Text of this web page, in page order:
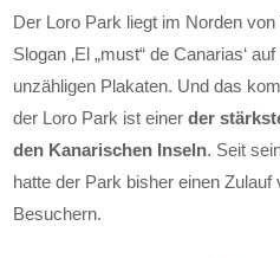
Der Loro Park liegt im Norden
Slogan ‚El „must“ de Canarias‘
unzähligen Plakaten. Und das
der Loro Park ist einerder
den Kanarischen Inseln. Seit
hatte der Park bisher einen Zulauf
Besuchern.